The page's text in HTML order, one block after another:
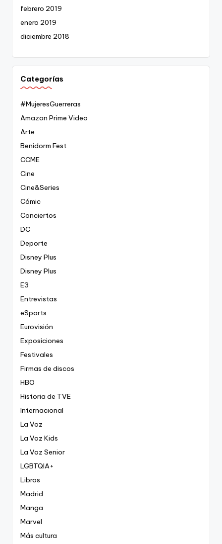
febrero 2019
enero 2019
diciembre 2018
Categorías
#MujeresGuerreras
Amazon Prime Video
Arte
Benidorm Fest
CCME
Cine
Cine&Series
Cómic
Conciertos
DC
Deporte
Disney Plus
Disney Plus
E3
Entrevistas
eSports
Eurovisión
Exposiciones
Festivales
Firmas de discos
HBO
Historia de TVE
Internacional
La Voz
La Voz Kids
La Voz Senior
LGBTQIA+
Libros
Madrid
Manga
Marvel
Más cultura